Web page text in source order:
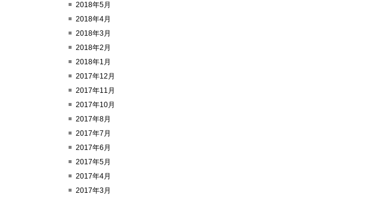
2018年5月
2018年4月
2018年3月
2018年2月
2018年1月
2017年12月
2017年11月
2017年10月
2017年8月
2017年7月
2017年6月
2017年5月
2017年4月
2017年3月